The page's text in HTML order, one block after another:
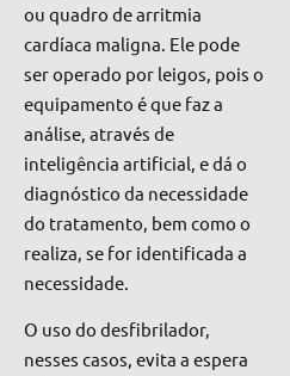
ou quadro de arritmia
cardíaca maligna. Ele pode
ser operado por leigos, pois o
equipamento é que faz a
análise, através de
inteligência artificial, e dá o
diagnóstico da necessidade
do tratamento, bem como o
realiza, se for identificada a
necessidade.
O uso do desfibrilador,
nesses casos, evita a espera